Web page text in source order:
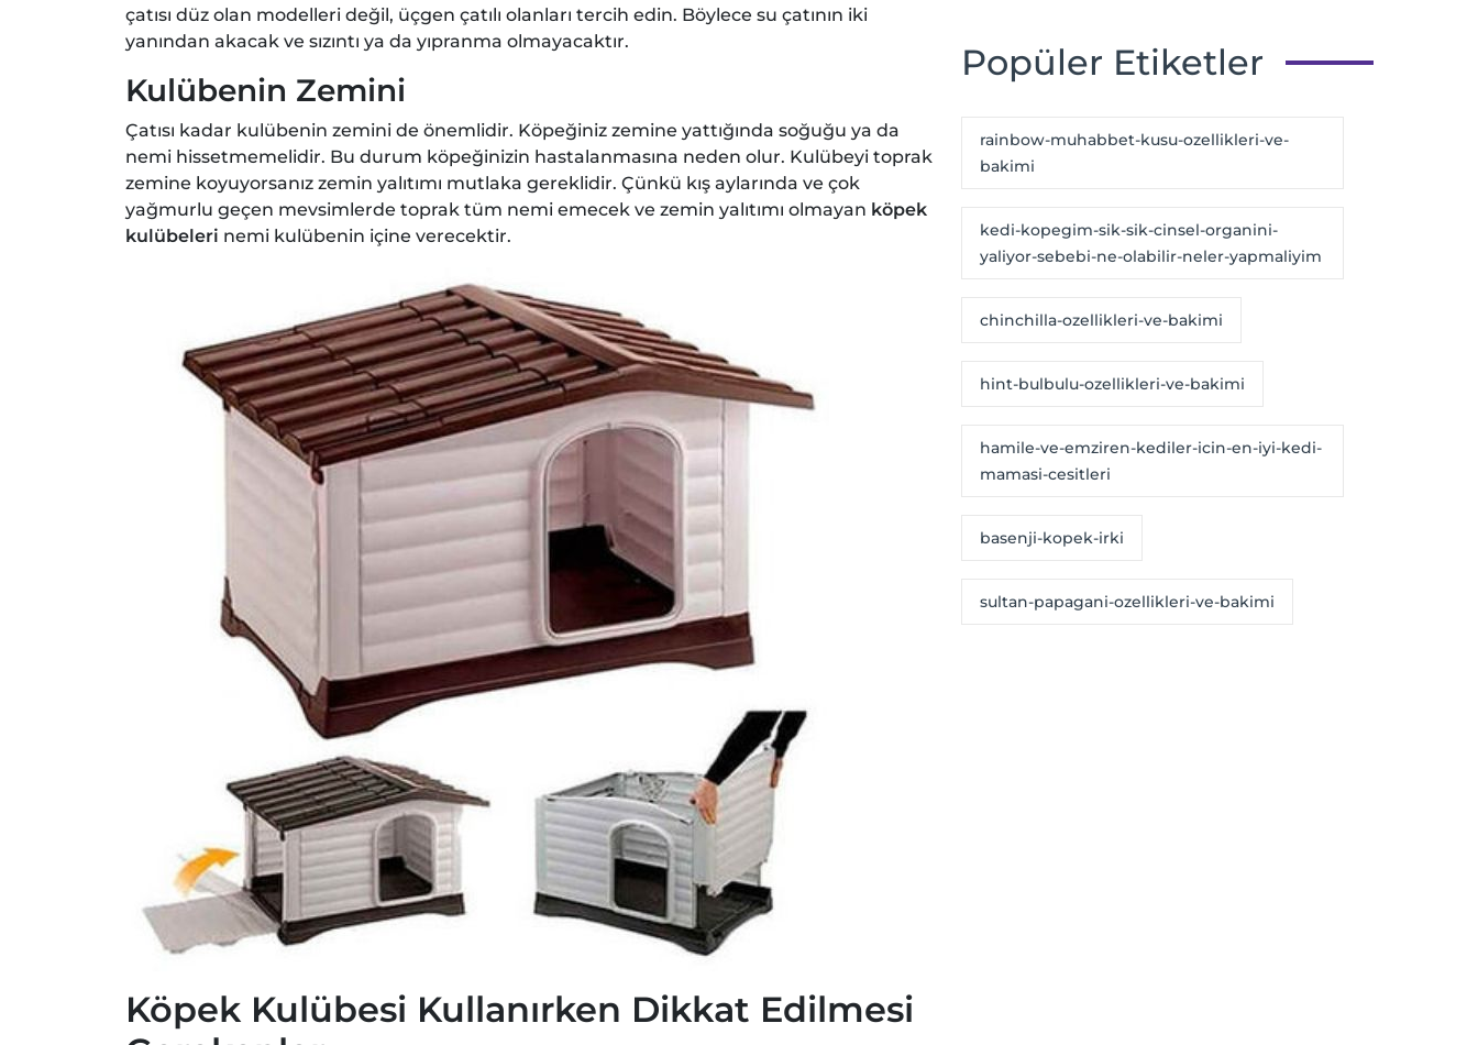
çatısı düz olan modelleri değil, üçgen çatılı olanları tercih edin. Böylece su çatının iki
yanından akacak ve sızıntı ya da yıpranma olmayacaktır.
Kulübenin Zemini
Çatısı kadar kulübenin zemini de önemlidir. Köpeğiniz zemine yattığında soğuğu ya da
nemi hissetmemelidir. Bu durum köpeğinizin hastalanmasına neden olur. Kulübeyi toprak
zemine koyuyorsanız zemin yalıtımı mutlaka gereklidir. Çünkü kış aylarında ve çok
yağmurlu geçen mevsimlerde toprak tüm nemi emecek ve zemin yalıtımı olmayan köpek
kulübeleri nemi kulübenin içine verecektir.
Köpek Kulübesi Kullanırken Dikkat Edilmesi
Popüler Etiketler
rainbow-muhabbet-kusu-ozellikleri-ve-
bakimi
kedi-kopegim-sik-sik-cinsel-organini-
yaliyor-sebebi-ne-olabilir-neler-yapmaliyim
chinchilla-ozellikleri-ve-bakimi
hint-bulbulu-ozellikleri-ve-bakimi
hamile-ve-emziren-kediler-icin-en-iyi-kedi-
mamasi-cesitleri
basenji-kopek-irki
sultan-papagani-ozellikleri-ve-bakimi